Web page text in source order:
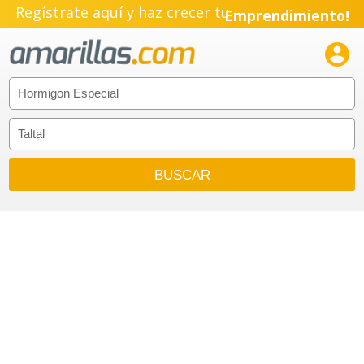
Regístrate aquí y haz crecer tuEmprendimiento!
